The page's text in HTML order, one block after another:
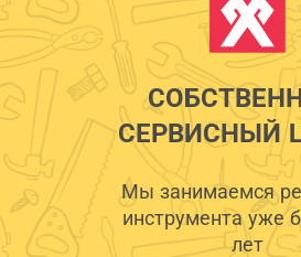
СЕРВИСНЫЙ
Мы занимаемся
инструмента уже
лет